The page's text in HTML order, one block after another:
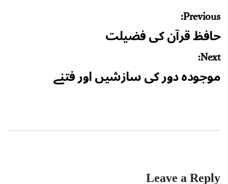
Post
navigation
Previous:
حافظ قرآن کی فضیلت
Next:
موجودہ دور کی سازشیں اور فتنے
Leave a Reply